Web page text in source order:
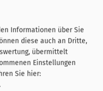
| © OpenStreetMap-Mitwirkende
Informationen über Sie
diese auch an Dritte,
übermittelt
Einstellungen
Sie hier: